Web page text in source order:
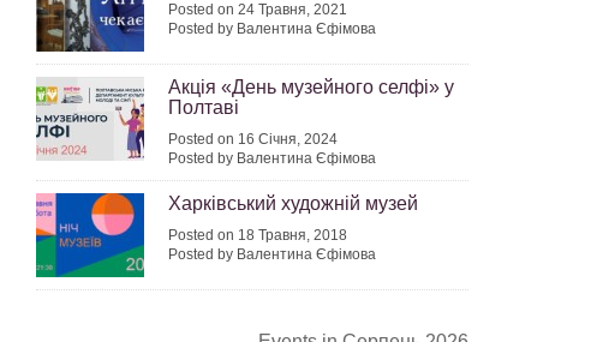
Posted on 24 Травня, 2021
Posted by Валентина Єфімова
Акція «День музейного селфі» у
Полтаві
Posted on 16 Січня, 2024
Posted by Валентина Єфімова
Харківський художній музей
Posted on 18 Травня, 2018
Posted by Валентина Єфімова